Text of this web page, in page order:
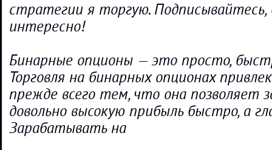
стратегии я торгую. Подписывайтесь,
интересно!
Бинарные опционы — это просто,
Торговля на бинарных опционах
прежде всего тем, что она позволяет
довольно высокую прибыль быстро, а
Зарабатывать на